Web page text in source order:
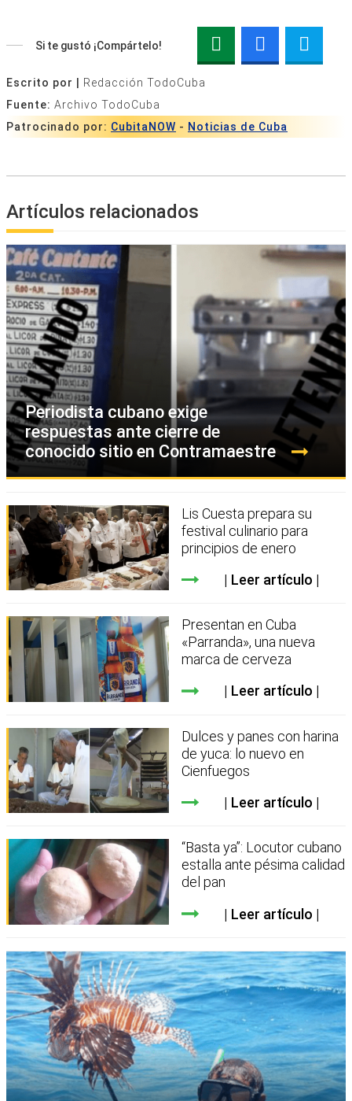
Si te gustó ¡Compártelo!
Escrito por | Redacción TodoCuba
Fuente: Archivo TodoCuba
Patrocinado por: CubitaNOW - Noticias de Cuba
Artículos relacionados
Periodista cubano exige
respuestas ante cierre de
conocido sitio en Contramaestre
Lis Cuesta prepara su
festival culinario para
principios de enero
Leer artículo
Presentan en Cuba
«Parranda», una nueva
marca de cerveza
Leer artículo
Dulces y panes con harina
de yuca: lo nuevo en
Cienfuegos
Leer artículo
“Basta ya”: Locutor cubano
estalla ante pésima calidad
del pan
Leer artículo